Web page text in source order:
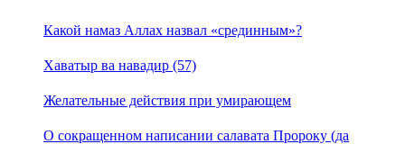
Какой намаз Аллах назвал «срединным»?
Хаватыр ва навадир (57)
Желательные действия при умирающем
О сокращенном написании салавата Пророку (да